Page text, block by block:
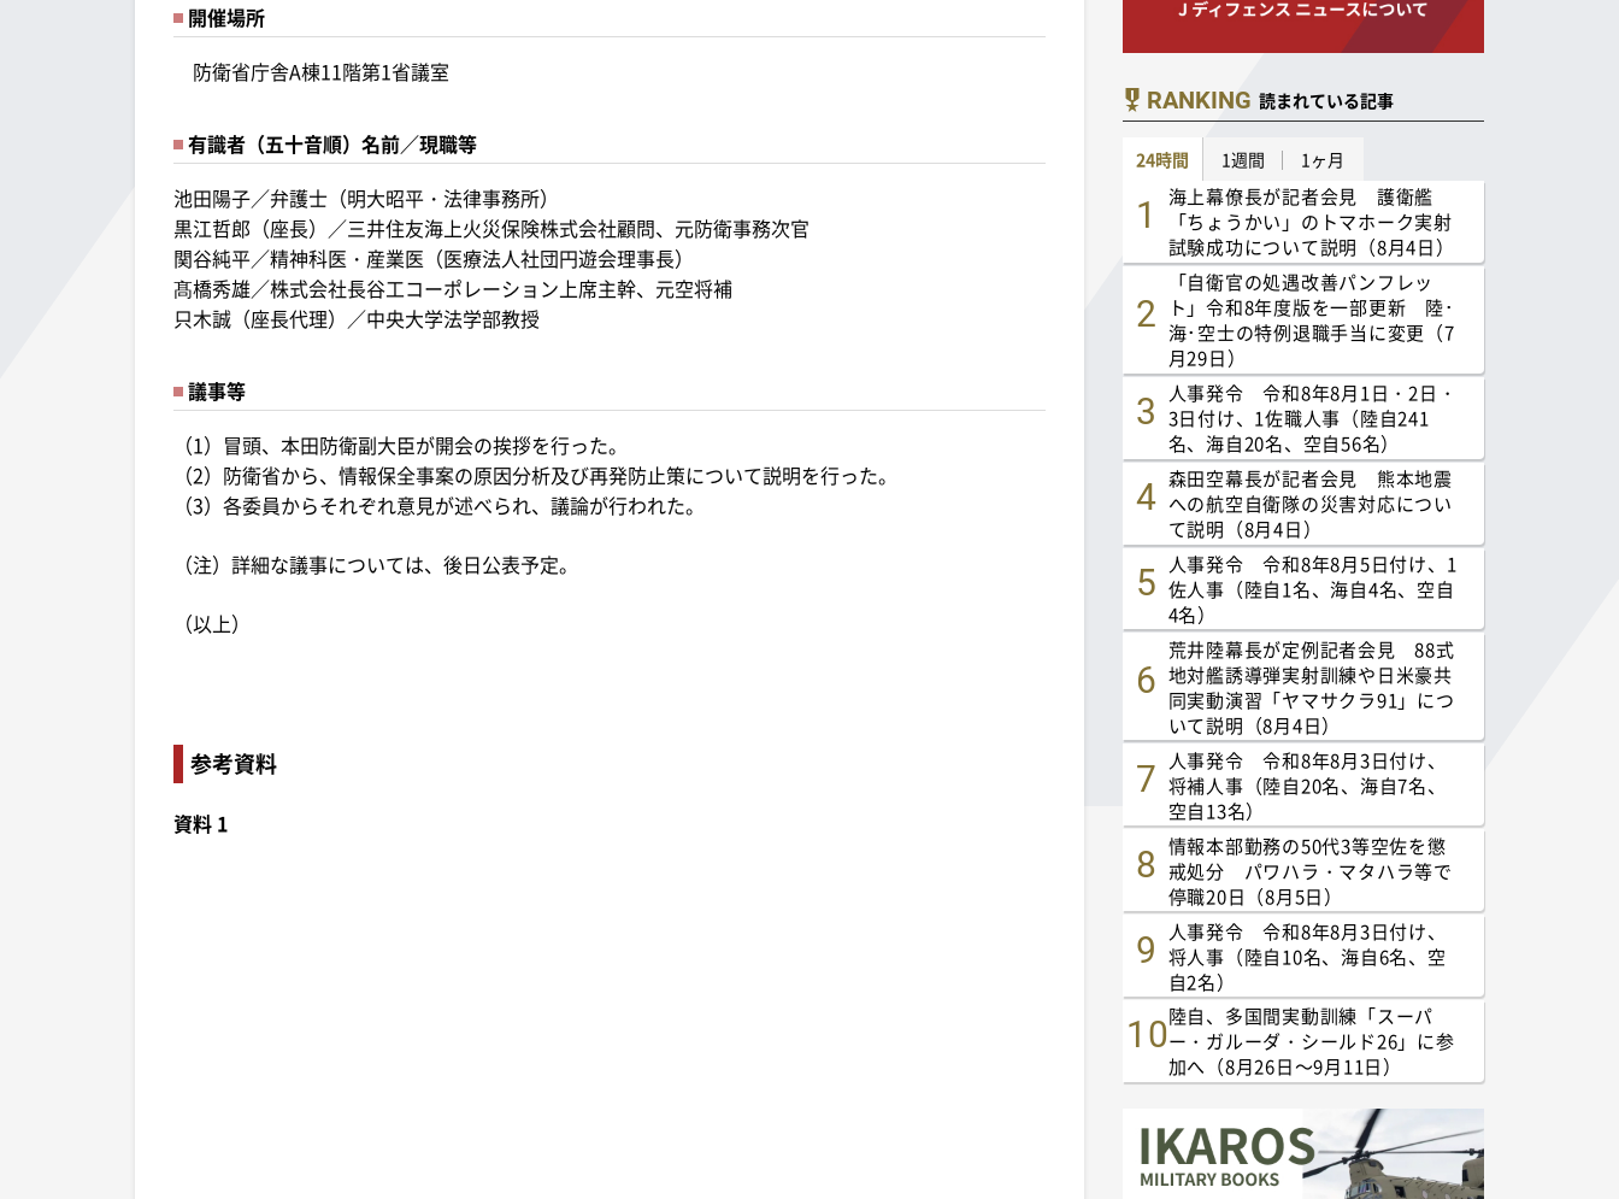
開催場所
防衛省庁舎A棟11階第1省議室
有識者（五十音順）名前／現職等
池田陽子／弁護士（明大昭平・法律事務所）
黒江哲郎（座長）／三井住友海上火災保険株式会社顧問、元防衛事務次官
関谷純平／精神科医・産業医（医療法人社団円遊会理事長）
髙橋秀雄／株式会社長谷工コーポレーション上席主幹、元空将補
只木誠（座長代理）／中央大学法学部教授
議事等
（1）冒頭、本田防衛副大臣が開会の挨拶を行った。
（2）防衛省から、情報保全事案の原因分析及び再発防止策について説明を行った。
（3）各委員からそれぞれ意見が述べられ、議論が行われた。
（注）詳細な議事については、後日公表予定。
（以上）
参考資料
資料 1
RANKING 読まれている記事
24時間 1週間 1ヶ月
海上幕僚長が記者会見 護衛艦
「ちょうかい」のトマホーク実射
試験成功について説明（8月4日）
「自衛官の処遇改善パンフレッ
ト」令和8年度版を一部更新 陸･
海･空士の特例退職手当に変更（7
月29日）
人事発令 令和8年8月1日・2日・
3日付け、1佐職人事（陸自241
名、海自20名、空自56名）
森田空幕長が記者会見 熊本地震
への航空自衛隊の災害対応につい
て説明（8月4日）
人事発令 令和8年8月5日付け、1
佐人事（陸自1名、海自4名、空自
4名）
荒井陸幕長が定例記者会見 88式
地対艦誘導弾実射訓練や日米豪共
同実動演習「ヤマサクラ91」につ
いて説明（8月4日）
人事発令 令和8年8月3日付け、
将補人事（陸自20名、海自7名、
空自13名）
情報本部勤務の50代3等空佐を懲
戒処分 パワハラ・マタハラ等で
停職20日（8月5日）
人事発令 令和8年8月3日付け、
将人事（陸自10名、海自6名、空
自2名）
陸自、多国間実動訓練「スーパ
ー・ガルーダ・シールド26」に参
加へ（8月26日～9月11日）